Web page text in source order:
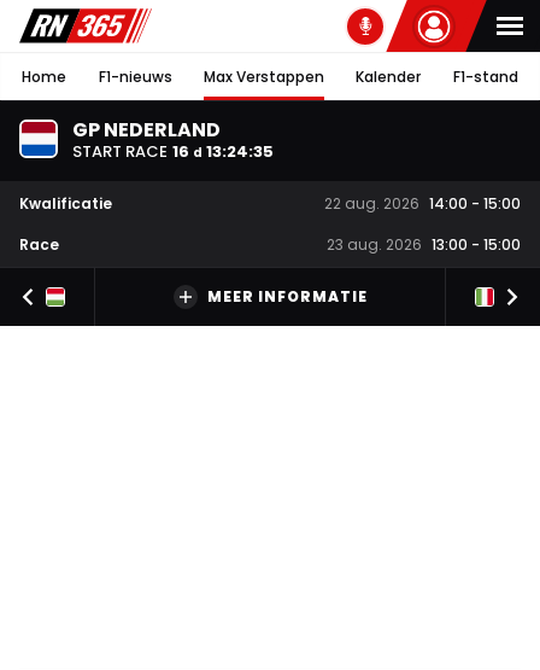
Home F1-nieuws Max Verstappen Kalender F1-stand
GP NEDERLAND
START RACE 16 d 13:24:35
Kwalificatie 22 aug. 2026 14:00 - 15:00
Race
23 aug. 2026 13:00 - 15:00
MEER INFORMATIE